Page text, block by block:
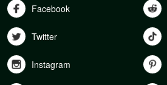
Facebook
Twitter
Instagram